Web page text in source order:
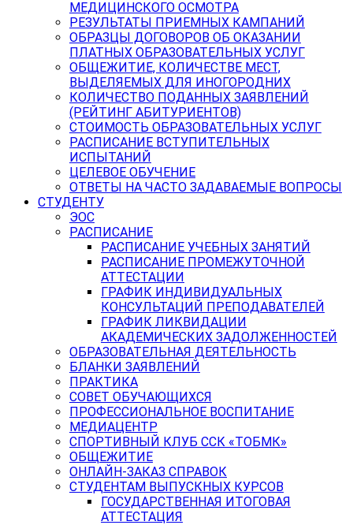
МЕДИЦИНСКОГО ОСМОТРА
РЕЗУЛЬТАТЫ ПРИЕМНЫХ КАМПАНИЙ
ОБРАЗЦЫ ДОГОВОРОВ ОБ ОКАЗАНИИ
ПЛАТНЫХ ОБРАЗОВАТЕЛЬНЫХ УСЛУГ
ОБЩЕЖИТИЕ, КОЛИЧЕСТВЕ МЕСТ,
ВЫДЕЛЯЕМЫХ ДЛЯ ИНОГОРОДНИХ
КОЛИЧЕСТВО ПОДАННЫХ ЗАЯВЛЕНИЙ
(РЕЙТИНГ АБИТУРИЕНТОВ)
СТОИМОСТЬ ОБРАЗОВАТЕЛЬНЫХ УСЛУГ
РАСПИСАНИЕ ВСТУПИТЕЛЬНЫХ
ИСПЫТАНИЙ
ЦЕЛЕВОЕ ОБУЧЕНИЕ
ОТВЕТЫ НА ЧАСТО ЗАДАВАЕМЫЕ ВОПРОСЫ
СТУДЕНТУ
ЭОС
РАСПИСАНИЕ
РАСПИСАНИЕ УЧЕБНЫХ ЗАНЯТИЙ
РАСПИСАНИЕ ПРОМЕЖУТОЧНОЙ
АТТЕСТАЦИИ
ГРАФИК ИНДИВИДУАЛЬНЫХ
КОНСУЛЬТАЦИЙ ПРЕПОДАВАТЕЛЕЙ
ГРАФИК ЛИКВИДАЦИИ
АКАДЕМИЧЕСКИХ ЗАДОЛЖЕННОСТЕЙ
ОБРАЗОВАТЕЛЬНАЯ ДЕЯТЕЛЬНОСТЬ
БЛАНКИ ЗАЯВЛЕНИЙ
ПРАКТИКА
СОВЕТ ОБУЧАЮЩИХСЯ
ПРОФЕССИОНАЛЬНОЕ ВОСПИТАНИЕ
МЕДИАЦЕНТР
СПОРТИВНЫЙ КЛУБ ССК «ТОБМК»
ОБЩЕЖИТИЕ
ОНЛАЙН-ЗАКАЗ СПРАВОК
СТУДЕНТАМ ВЫПУСКНЫХ КУРСОВ
ГОСУДАРСТВЕННАЯ ИТОГОВАЯ
АТТЕСТАЦИЯ